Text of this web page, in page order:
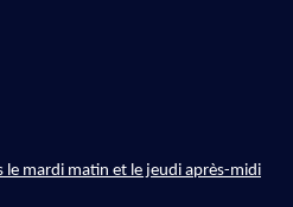
le mardi matin et le jeudi après-midi